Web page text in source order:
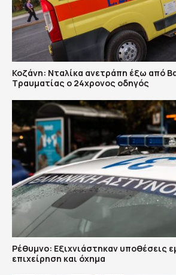
Κοζάνη: Νταλίκα ανετράπη έξω από
Τραυματίας ο 24χρονος οδηγός
Ρέθυμνο: Εξιχνιάστηκαν υποθέσεις
επιχείρηση και όχημα